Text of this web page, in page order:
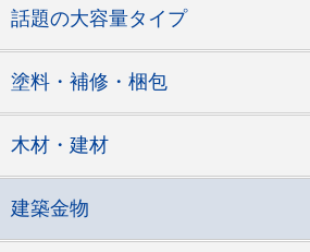
話題の大容量タイプ
塗料・補修・梱包
木材・建材
建築金物